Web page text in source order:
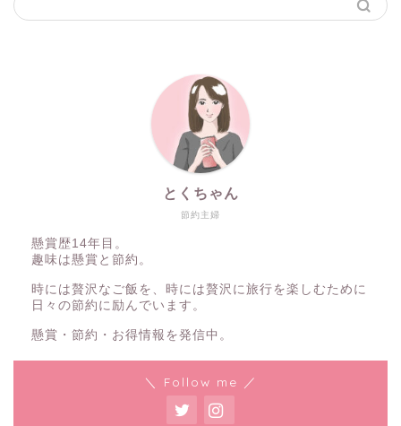
節約主婦
とくちゃん
懸賞歴14年目。
趣味は懸賞と節約。
時には贅沢なご飯を、時には贅沢に旅行を楽しむために
日々の節約に励んでいます。
懸賞・節約・お得情報を発信中。
＼ Follow me ／